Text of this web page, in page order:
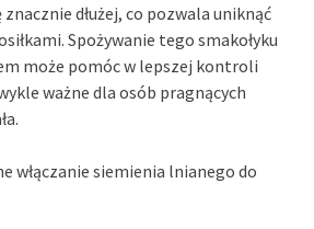
dłużej, co pozwala uniknąć
Spożywanie tego smakołyku
może pomóc w lepszej kontroli
ważne dla osób pragnących
włączanie siemienia lnianego do